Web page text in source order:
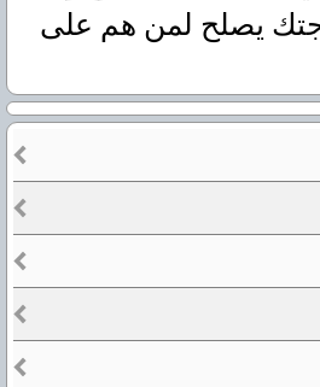
بخيل ان لحم دجاجتك يصلح لمن هم على